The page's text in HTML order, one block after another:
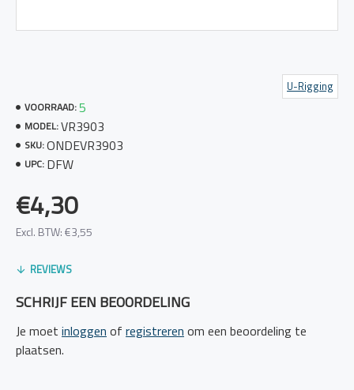
VOORRAAD:5
MODEL:VR3903
SKU:ONDEVR3903
UPC: DFW
U-Rigging
€4,30
Excl. BTW: €3,55
REVIEWS
SCHRIJF EEN BEOORDELING
Je moet inloggen of registreren om een beoordeling te
plaatsen.